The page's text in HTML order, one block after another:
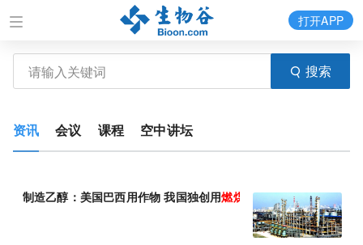
搜索
打开APP
资讯 会议 课程 空中讲坛
制造乙醇：美国巴西用作物 我国独创用燃煤